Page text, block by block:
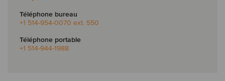
Téléphone bureau
+1 514-954-0070 ext. 550
Téléphone portable
+1 514-944-1988